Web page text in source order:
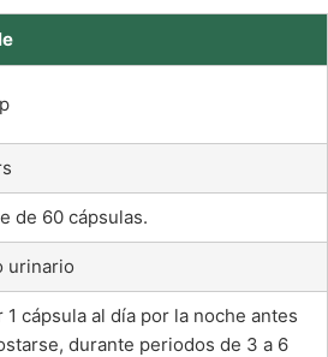
de 60 cápsulas.
urinario
1 cápsula al día por la noche antes
durante periodos de 3 a 6